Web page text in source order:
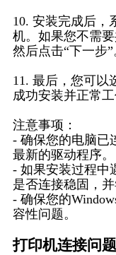
10. 安装完成后，
机。如果您不需
然后点击“下一步”
11. 最后，您可以
成功安装并正常
注意事项：
- 确保您的电脑已
最新的驱动程序。
- 如果安装过程中
是否连接稳固，并
- 确保您的
容性问题。
打印机连接问